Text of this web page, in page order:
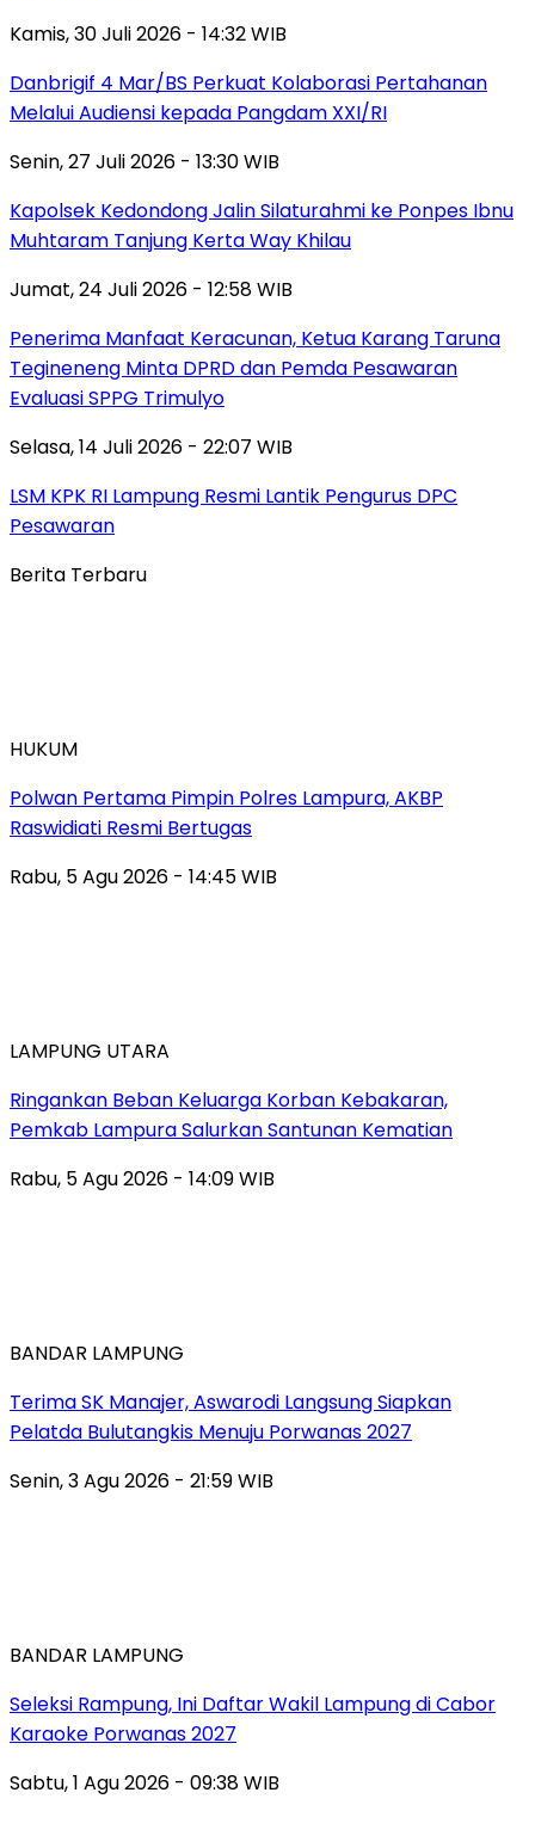
Kamis, 30 Juli 2026 - 14:32 WIB
Danbrigif 4 Mar/BS Perkuat Kolaborasi Pertahanan
Melalui Audiensi kepada Pangdam XXI/RI
Senin, 27 Juli 2026 - 13:30 WIB
Kapolsek Kedondong Jalin Silaturahmi ke Ponpes Ibnu
Muhtaram Tanjung Kerta Way Khilau
Jumat, 24 Juli 2026 - 12:58 WIB
Penerima Manfaat Keracunan, Ketua Karang Taruna
Tegineneng Minta DPRD dan Pemda Pesawaran
Evaluasi SPPG Trimulyo
Selasa, 14 Juli 2026 - 22:07 WIB
LSM KPK RI Lampung Resmi Lantik Pengurus DPC
Pesawaran
Berita Terbaru
HUKUM
Polwan Pertama Pimpin Polres Lampura, AKBP
Raswidiati Resmi Bertugas
Rabu, 5 Agu 2026 - 14:45 WIB
LAMPUNG UTARA
Ringankan Beban Keluarga Korban Kebakaran,
Pemkab Lampura Salurkan Santunan Kematian
Rabu, 5 Agu 2026 - 14:09 WIB
BANDAR LAMPUNG
Terima SK Manajer, Aswarodi Langsung Siapkan
Pelatda Bulutangkis Menuju Porwanas 2027
Senin, 3 Agu 2026 - 21:59 WIB
BANDAR LAMPUNG
Seleksi Rampung, Ini Daftar Wakil Lampung di Cabor
Karaoke Porwanas 2027
Sabtu, 1 Agu 2026 - 09:38 WIB